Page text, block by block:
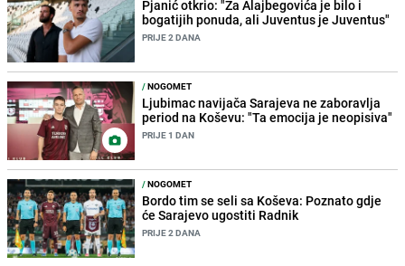
Pjanić otkrio: "Za Alajbegovića je bilo i
bogatijih ponuda, ali Juventus je Juventus"
PRIJE 2 DANA
/NOGOMET
Ljubimac navijača Sarajeva ne zaboravlja
period na Koševu: "Ta emocija je neopisiva"
PRIJE 1 DAN
/NOGOMET
Bordo tim se seli sa Koševa: Poznato gdje
će Sarajevo ugostiti Radnik
PRIJE 2 DANA